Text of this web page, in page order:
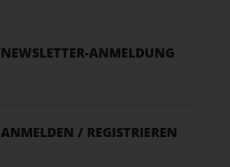
NEWSLETTER-ANMELDUNG
ANMELDEN / REGISTRIEREN